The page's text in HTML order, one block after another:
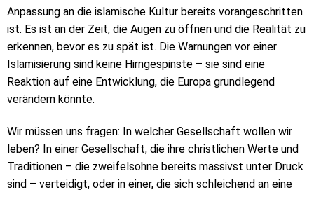
Anpassung an die islamische Kultur bereits vorangeschritten
ist. Es ist an der Zeit, die Augen zu öffnen und die Realität zu
erkennen, bevor es zu spät ist. Die Warnungen vor einer
Islamisierung sind keine Hirngespinste – sie sind eine
Reaktion auf eine Entwicklung, die Europa grundlegend
verändern könnte.
Wir müssen uns fragen: In welcher Gesellschaft wollen wir
leben? In einer Gesellschaft, die ihre christlichen Werte und
Traditionen – die zweifelsohne bereits massivst unter Druck
sind – verteidigt, oder in einer, die sich schleichend an eine